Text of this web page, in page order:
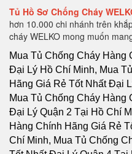
Tủ Hồ Sơ Chống Cháy
hơn 10.000 chi nhánh trên
cháy WELKO mong muốn
Mua Tủ Chống Cháy Hàng Chính Hãng Giá Rẻ Tốt Nhất Đại Lý Hồ Chí Minh, Mua Tủ Chống Cháy Hàng Chính Hãng Giá Rẻ Tốt Nhất Đại Lý Quận 1 Tại Hồ Chí Minh , Mua Tủ Chống Cháy Hàng Chính Hãng Giá Rẻ Tốt Nhất Đại Lý Quận 2 Tại Hồ Chí Minh, Mua Tủ Chống Cháy Hàng Chính Hãng Giá Rẻ Tốt Nhất Đại Lý Quận 3 Tại Hồ Chí Minh, Mua Tủ Chống Cháy Hàng Chính Hãng Giá Rẻ Tốt Nhất Đại Lý Quận 4 Tại Hồ Chí Minh, Mua Tủ Chống Cháy Hàng Chính Hãng Giá Rẻ Tốt Nhất Đại Lý Quận 5 Tại Hồ Chí Minh, Mua Tủ Chống Cháy Hàng Chính Hãng Giá Rẻ Tốt Nhất Đại Lý Quận 6 Tại Hồ Chí Minh, Mua Tủ Chống Cháy Hàng Chính Hãng Giá Rẻ Tốt Nhất Đại Lý Quận 7 Tại Hồ Chí Minh, Mua Tủ Chống Cháy Hàng Chính Hãng Giá Rẻ Tốt Nhất Đại Lý Quận 9 Tại Hồ Chí Minh, Mua Tủ Chống Cháy Hàng Chính Hãng Giá Rẻ Tốt Nhất Đại Lý Quận 10 Tại Hồ Chí Minh, Mua Tủ Chống Cháy Hàng Chính Hãng Giá Rẻ Tốt Nhất Đại Lý Quận 11 Tại Hồ Chí Minh, Mua Tủ Chống Cháy Hàng Chính Hãng Giá Rẻ Tốt Nhất Đại Lý Quận 12 Tại Hồ Chí Minh, Mua Tủ Chống Cháy Hàng Chính Hãng Giá Rẻ Tốt Nhất Đại Lý Quận Thủ Đức Tại Hồ Chí Minh, Mua Tủ Chống Cháy Hàng Chính Hãng Giá Rẻ Tốt Nhất Đại Lý Quận Bình Thạnh Tại Hồ Chí Minh, Mua Tủ Chống Cháy Hàng Chính Hãng Giá Rẻ Tốt Nhất Đại Lý Quận Gò Vấp Tại Hồ Chí Minh, Mua Tủ Chống Cháy Hàng Chính Hãng Giá Rẻ Tốt Nhất Đại Lý Quận Phú Nhuận Tại Hồ Chí Minh, Mua Tủ Chống Cháy Hàng Chính Hãng Giá Rẻ Tốt Nhất Đại Lý Quận Tân Phú Tại Hồ Chí Minh, Mua Tủ Chống Cháy Hàng Chính Hãng Giá Rẻ Tốt Nhất Đại Lý Quận Bình Tân Tại Hồ Chí Minh, Mua Tủ Chống Cháy Hàng Chính Hãng Giá Rẻ Tốt Nhất Đại Lý Quận Tân Bình Tại Hồ Chí Minh, Mua Tủ Chống Cháy Hàng Chính Hãng Giá Rẻ Tốt Nhất Đại Lý Hà Nội, Mua Tủ Chống Cháy Hàng Chính Hãng Giá Rẻ Tốt Nhất Đại Lý Quận Ba Đình Hà Nội, Mua Tủ Chống Cháy Hàng Chính Hãng Giá Rẻ Tốt Nhất Đại Lý Quận Hoàn Kiếm Hà Nội, Mua Tủ Chống Cháy Hàng Chính Hãng Giá Rẻ Tốt Nhất Đại Lý Quận Hai Bà Trưng Hà Nội, Mua Tủ Chống Cháy Hàng Chính Hãng Giá Rẻ Tốt Nhất Đại Lý Quận Đống Đa Hà Nội, Mua Tủ Chống Cháy Hàng Chính Hãng Giá Rẻ Tốt Nhất Đại Lý Quận Tây Hồ Hà Nội, Mua Tủ Chống Cháy Hàng Chính Hãng Giá Rẻ Tốt Nhất Đại Lý Quận Cầu Giấy Hà Nội, Mua Tủ Chống Cháy Hàng Chính Hãng Giá Rẻ Tốt Nhất Đại Lý Quận Thanh Xuân Hà Nội, Mua Tủ Chống Cháy Hàng Chính Hãng Giá Rẻ Tốt Nhất Đại Lý Quận Hoàng Mai Hà Nội, Mua Tủ Chống Cháy Hàng Chính Hãng Giá Rẻ Tốt Nhất Đại Lý Quận Long Biên Hà Nội, Mua Tủ Chống Cháy Hàng Chính Hãng Giá Rẻ Tốt Nhất Đại Lý Quận Bắc Từ Liêm Hà Nội, Mua Tủ Chống Cháy Hàng Chính Hãng Giá Rẻ Tốt Nhất Đại Lý Huyện Thanh Trì Hà Nội, Mua Tủ Chống Cháy Hàng Chính Hãng Giá Rẻ Tốt Nhất Đại Lý Huyện Gia Lâm Hà Nội, Mua Tủ Chống Cháy Hàng Chính Hãng Giá Rẻ Tốt Nhất Đại Lý Huyện Đông Anh Hà Nội, Mua Tủ Chống Cháy Hàng Chính Hãng Giá Rẻ Tốt Nhất Đại Lý Huyện Sóc Sơn Hà Nội, Mua Tủ Chống Cháy Hàng Chính Hãng Giá Rẻ Tốt Nhất Đại Lý Quận Hà Đông Hà Nội, Mua Tủ Chống Cháy Hàng Chính Hãng Giá Rẻ Tốt Nhất Đại Lý Thị xã Sơn Tây Hà Nội, Mua Tủ Chống Cháy Hàng Chính Hãng Giá Rẻ Tốt Nhất Đại Lý Huyện Ba Vì Hà Nội, Mua Tủ Chống Cháy Hàng Chính Hãng Giá Rẻ Tốt Nhất Đại Lý Huyện Phúc Thọ Hà Nội, Mua Tủ Chống Cháy Hàng Chính Hãng Giá Rẻ Tốt Nhất Đại Lý Huyện Thạch Thất Hà Nội, Mua Tủ Chống Cháy Hàng Chính Hãng Giá Rẻ Tốt Nhất Đại Lý Huyện Quốc Oai Hà Nội, Mua Tủ Chống Cháy Hàng Chính Hãng Giá Rẻ Tốt Nhất Đại Lý Huyện Chương Mỹ Hà Nội, Mua Tủ Chống Cháy Hàng Chính Hãng Giá Rẻ Tốt Nhất Đại Lý Huyện Đan Phượng Hà Nội, Mua Tủ Chống Cháy Hàng Chính Hãng Giá Rẻ Tốt Nhất Đại Lý Huyện Hoài Đức Hà Nội, Mua Tủ Chống Cháy Hàng Chính Hãng Giá Rẻ Tốt Nhất Đại Lý Huyện Thanh Oai Hà Nội, Mua Tủ Chống Cháy Hàng Chính Hãng Giá Rẻ Tốt Nhất Đại Lý Huyện Mỹ Đức Hà Nội, Mua Tủ Chống Cháy Hàng Chính Hãng Giá Rẻ Tốt Nhất Đại Lý Huyện Ứng Hoà Hà Nội, Mua Tủ Chống Cháy Hàng Chính Hãng Giá Rẻ Tốt Nhất Đại Lý Huyện Thường Tín Hà Nội, Mua Tủ Chống Cháy Hàng Chính Hãng Giá Rẻ Tốt Nhất Đại Lý Huyện Phú Xuyên Hà Nội, Mua Tủ Chống Cháy Hàng Chính Hãng Giá Rẻ Tốt Nhất Đại Lý Huyện Mê Linh Hà Nội, Mua Tủ Chống Cháy Hàng Chính Hãng Giá Rẻ Tốt Nhất Đại Lý Quận Nam Từ Liên Hà Nội, Mua Tủ Chống Cháy Hàng Chính Hãng Giá Rẻ Tốt Nhất Đại Lý An Giang, Mua Tủ Chống Cháy Hàng Chính Hãng Giá Rẻ Tốt Nhất Đại Lý Thành phố Long Xuyên Tỉnh An Giang, Mua Tủ Chống Cháy Hàng Chính Hãng Giá Rẻ Tốt Nhất Đại Lý Thành phố Châu Đốc Tỉnh An Giang, Mua Tủ Chống Cháy Hàng Chính Hãng Giá Rẻ Tốt Nhất Đại Lý Huyện An Phú Tỉnh An Giang, Mua Tủ Chống Cháy Hàng Chính Hãng Giá Rẻ Tốt Nhất Đại Lý Thị xã Tân Châu, Mua Tủ Chống Cháy Hàng Chính Hãng Giá Rẻ Tốt Nhất Đại Lý Huyện Phú Tân, Mua Tủ Chống Cháy Hàng Chính Hãng Giá Rẻ Tốt Nhất Đại Lý Huyện Châu Phú, Mua Tủ Chống Cháy Hàng Chính Hãng Giá Rẻ Tốt Nhất Đại Lý Huyện Tịnh Biên, Mua Tủ Chống Cháy Hàng Chính Hãng Giá Rẻ Tốt Nhất Đại Lý Huyện Tri Tôn, Mua Tủ Chống Cháy Hàng Chính Hãng Giá